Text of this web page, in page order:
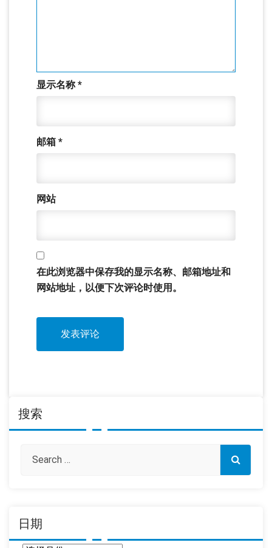
显示名称*
邮箱 *
网站
在此浏览器中保存我的显示名称、邮箱地址和
网站地址，以便下次评论时使用。
搜索
日期